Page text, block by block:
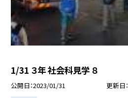
1/31 ３年 社会科見学 ８
公開日 2023/01/31 更新日